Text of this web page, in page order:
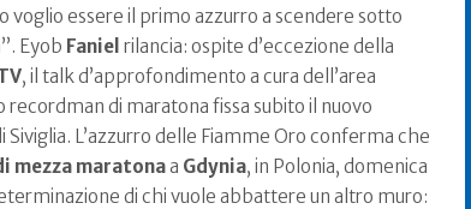
voglio essere il primo azzurro a scendere sotto
Eyob Faniel rilancia: ospite d’eccezione della
, il talk d’approfondimento a cura dell’area
recordman di maratona fissa subito il nuovo
L’azzurro delle Fiamme Oro conferma che
mezza maratonaa Gdynia, in Polonia, domenica
di chi vuole abbattere un altro muro: